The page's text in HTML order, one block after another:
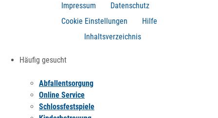
Impressum
Datenschutz
Cookie Einstellungen
Hilfe
Inhaltsverzeichnis
Häufig gesucht
Abfallentsorgung
Online Service
Schlossfestspiele